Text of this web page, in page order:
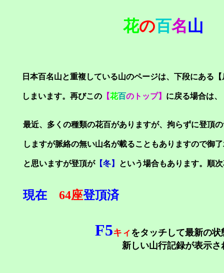
花の百名山
日本百名山と重複している山のページは、下段にある
しまいます。再びこの 【花百のトップ】 に戻る場合は、
最近、多くの種類の花百がありますが、拘らずに登頂
しますが脈絡の無い山名が載ることもありますので御
と思いますが登頂が【冬】 という場合もあります。順
現在 64座登頂済
F5キィをタッチして最新の
新しい山行記録が表示されてい